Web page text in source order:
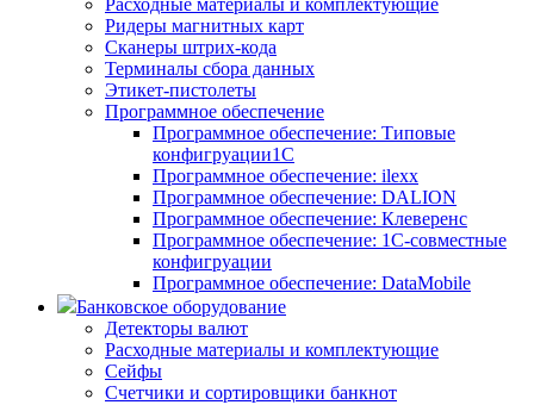
Ридеры магнитных карт
Сканеры штрих-кода
Терминалы сбора данных
Этикет-пистолеты
Программное обеспечение
Программное обеспечение: Типовые
конфигруации1С
Программное обеспечение: ilexx
Программное обеспечение: DALION
Программное обеспечение: Клеверенс
Программное обеспечение: 1С-совместные
конфигруации
Программное обеспечение: DataMobile
Банковское оборудование
Детекторы валют
Расходные материалы и комплектующие
Сейфы
Счетчики и сортировщики банкнот